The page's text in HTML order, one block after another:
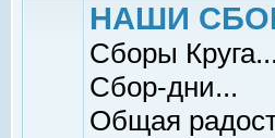
НАШИ
Сборы Круга...
Сбор-дни...
Общая